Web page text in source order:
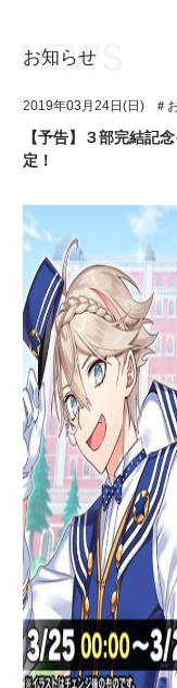
ユニット&キャラクタ
アプリゲーム
イベント・キャンペ
ミュージック
グッズ・本
ギャラリー
アイ★チュウとは
ユニット&キャラク
アプリゲーム
イベント・キャンペ
ミュージック
グッズ・本
ギャラリー
お知らせ
2019年03月24日(日) ＃
【予告】３部完結記
定！